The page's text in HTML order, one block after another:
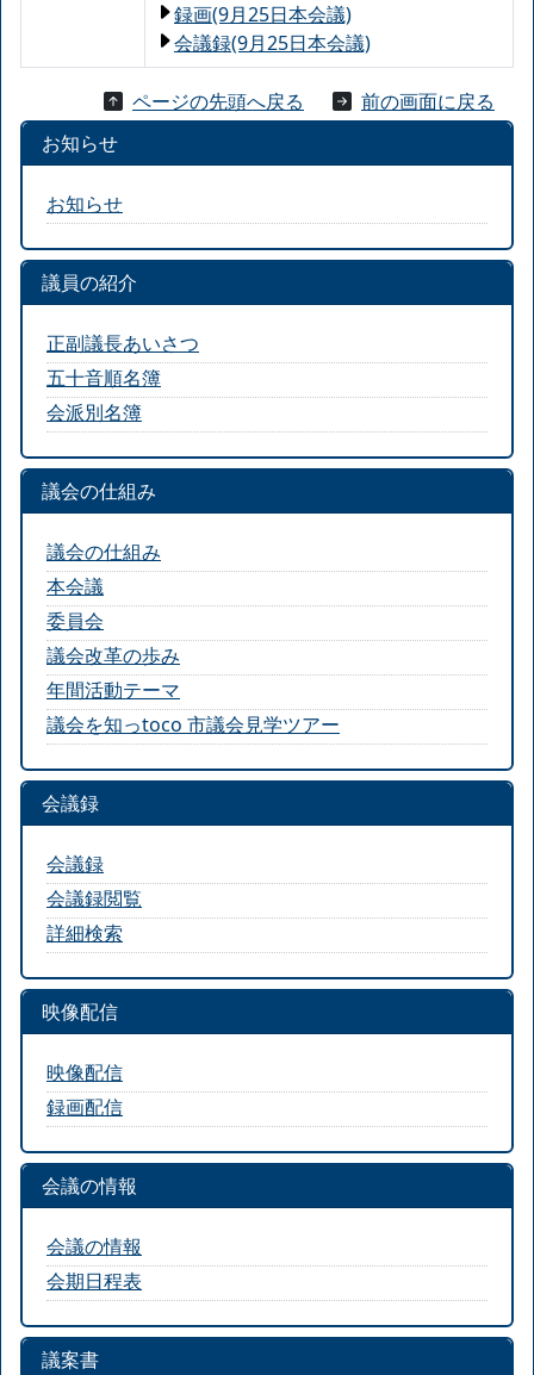
録画(9月25日本会議)
会議録(9月25日本会議)
ページの先頭へ戻る
前の画面に戻る
お知らせ
お知らせ
議員の紹介
正副議長あいさつ
五十音順名簿
会派別名簿
議会の仕組み
議会の仕組み
本会議
委員会
議会改革の歩み
年間活動テーマ
議会を知っtoco 市議会見学ツアー
会議録
会議録
会議録閲覧
詳細検索
映像配信
映像配信
録画配信
会議の情報
会議の情報
会期日程表
議案書